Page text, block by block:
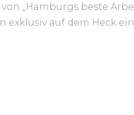
„Hamburgs beste
exklusiv auf dem Heck